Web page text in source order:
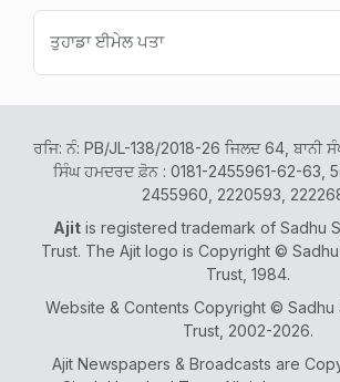
ਰਜਿ: ਨੰ: PB/JL-138/2018-26 ਜਿਲਦ 64, ਬਾਨੀ
ਸਿੰਘ ਹਮਦਰਦ ਫ਼ੋਨ : 0181-2455961-62-63,
2455960, 2220593,
Ajit is registered trademark of Sadhu
Trust. The Ajit logo is Copyright ©
Trust, 1984.
Website & Contents Copyright © Sadhu
Trust, 2002-2026.
Ajit Newspapers & Broadcasts are